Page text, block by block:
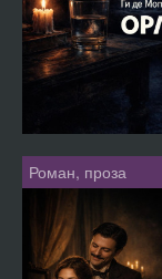
Роман, проза